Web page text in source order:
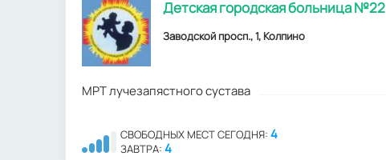
Детская городская больница №22
Заводской просп., 1, Колпино
МРТ лучезапястного сустава
СВОБОДНЫХ МЕСТ СЕГОДНЯ: 4
ЗАВТРА: 4